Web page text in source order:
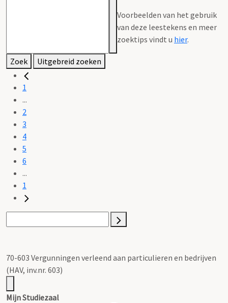
Voorbeelden van het gebruik
van deze leestekens en meer
zoektips vindt u hier.
Zoek Uitgebreid zoeken
1
...
2
3
4
5
6
...
1
70-603 Vergunningen verleend aan particulieren en bedrijven
(HAV, inv.nr. 603)
Mijn Studiezaal